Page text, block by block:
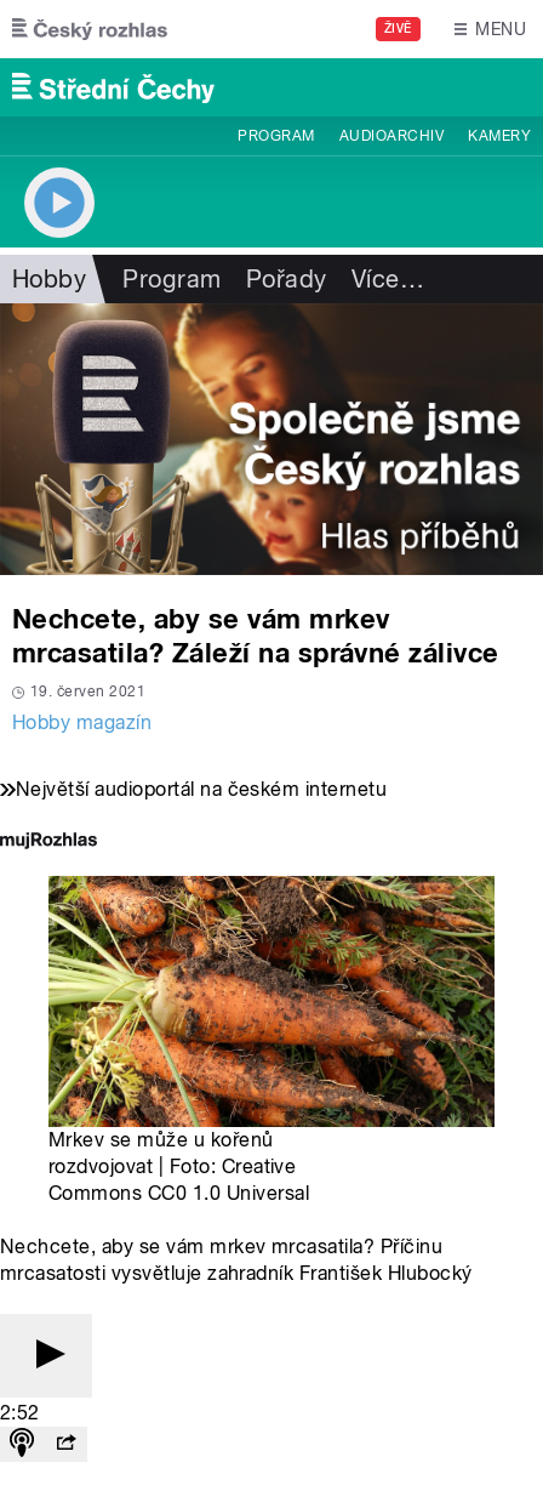
Přejít k hlavnímu obsahu
ŽIVĚ MENU
PROGRAM AUDIOARCHIV KAMERY
Hobby Program Pořady Více…
Nechcete, aby se vám mrkev
mrcasatila? Záleží na správné zálivce
19. červen 2021
Hobby magazín
Největší audioportál na českém internetu
Mrkev se může u kořenů
rozdvojovat | Foto: Creative
Commons CC0 1.0 Universal
Nechcete, aby se vám mrkev mrcasatila? Příčinu
mrcasatosti vysvětluje zahradník František Hlubocký
2:52